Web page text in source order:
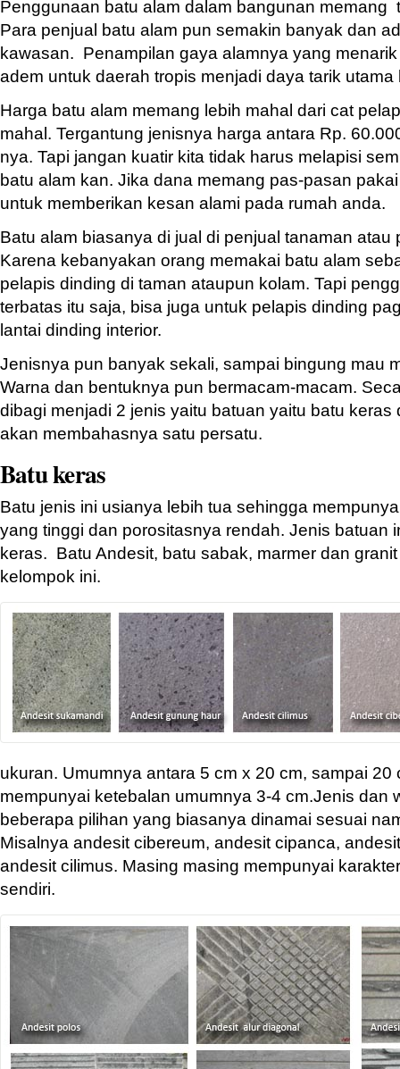
Penggunaan batu alam dalam bangunan memang
Para penjual batu alam pun semakin banyak dan
kawasan. Penampilan gaya alamnya yang
adem untuk daerah tropis menjadi daya tarik utama
Harga batu alam memang lebih mahal dari cat
mahal. Tergantung jenisnya harga antara Rp.
nya. Tapi jangan kuatir kita tidak harus melapisi
batu alam kan. Jika dana memang pas-pasan
untuk memberikan kesan alami pada rumah anda.
Batu alam biasanya di jual di penjual tanaman atau
Karena kebanyakan orang memakai batu alam
pelapis dinding di taman ataupun kolam. Tapi
terbatas itu saja, bisa juga untuk pelapis dinding
lantai dinding interior.
Jenisnya pun banyak sekali, sampai bingung mau
Warna dan bentuknya pun bermacam-macam.
dibagi menjadi 2 jenis yaitu batuan yaitu batu keras
akan membahasnya satu persatu.
Batu keras
Batu jenis ini usianya lebih tua sehingga
yang tinggi dan porositasnya rendah. Jenis batuan
keras. Batu Andesit, batu sabak, marmer dan
kelompok ini.
ukuran. Umumnya antara 5 cm x 20 cm, sampai 20
mempunyai ketebalan umumnya 3-4 cm.Jenis dan
beberapa pilihan yang biasanya dinamai sesuai
Misalnya andesit cibereum, andesit cipanca,
andesit cilimus. Masing masing mempunyai
sendiri.